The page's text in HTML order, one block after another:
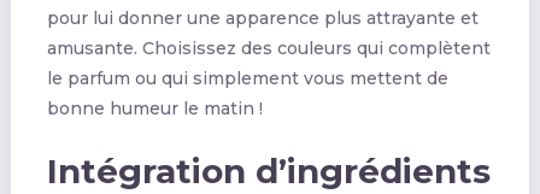
pour lui donner une apparence plus attrayante et
amusante. Choisissez des couleurs qui complètent
le parfum ou qui simplement vous mettent de
bonne humeur le matin !
Intégration d’ingrédients